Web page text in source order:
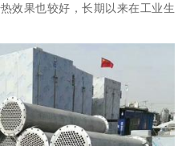
效果也较好，长期以来在工业生